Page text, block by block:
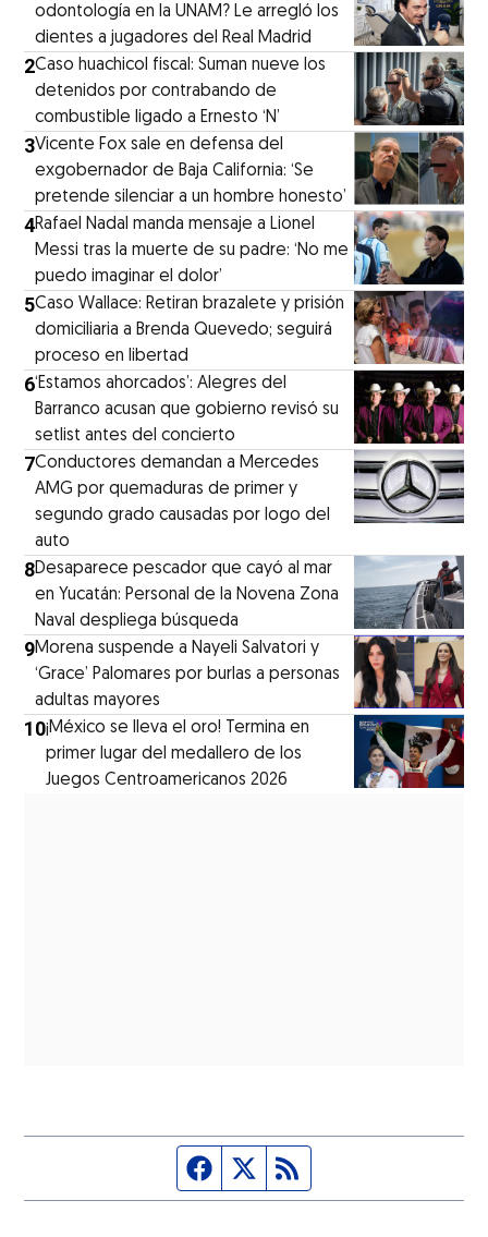
odontología en la UNAM? Le arregló los
dientes a jugadores del Real Madrid
2Caso huachicol fiscal: Suman nueve los
detenidos por contrabando de
combustible ligado a Ernesto ‘N’
3Vicente Fox sale en defensa del
exgobernador de Baja California: ‘Se
pretende silenciar a un hombre honesto’
4Rafael Nadal manda mensaje a Lionel
Messi tras la muerte de su padre: ‘No me
puedo imaginar el dolor’
5Caso Wallace: Retiran brazalete y prisión
domiciliaria a Brenda Quevedo; seguirá
proceso en libertad
6‘Estamos ahorcados’: Alegres del
Barranco acusan que gobierno revisó su
setlist antes del concierto
7Conductores demandan a Mercedes
AMG por quemaduras de primer y
segundo grado causadas por logo del
auto
8Desaparece pescador que cayó al mar
en Yucatán: Personal de la Novena Zona
Naval despliega búsqueda
9Morena suspende a Nayeli Salvatori y
‘Grace’ Palomares por burlas a personas
adultas mayores
10¡México se lleva el oro! Termina en
primer lugar del medallero de los
Juegos Centroamericanos 2026
Página de Facebook
Fuente Twitter